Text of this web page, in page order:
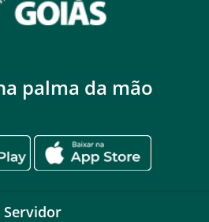
palma da mão
Servidor